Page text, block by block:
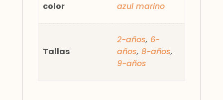
color azul marino
Tallas
2-años, 6-
años,8-años,
9-años